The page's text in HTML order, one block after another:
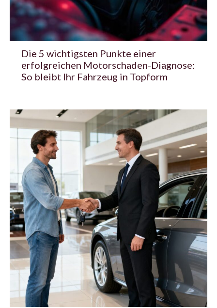
Die 5 wichtigsten Punkte einer
erfolgreichen Motorschaden-Diagnose:
So bleibt Ihr Fahrzeug in Topform